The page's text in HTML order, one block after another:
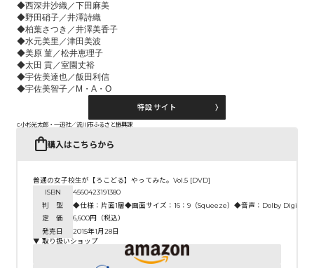
◆西深井沙織／下田麻美
◆野田硝子／井澤詩織
◆柏葉さつき／井澤美香子
◆水元美里／津田美波
◆美原 菫／松井恵理子
◆太田 貢／室園丈裕
◆宇佐美達也／飯田利信
◆宇佐美智子／M・A・O
特設サイト
c小杉光太郎・一迅社／流川市ふるさと振興課
購入はこちらから
普通の女子校生が【ろこどる】やってみた。Vol.5 [DVD]
ISBN
4560423191380
判 型
◆仕様：片面1層◆画面サイズ：16：9（Squeeze）◆音声：Dolby Digital◆
定 価
6,600円（税込）
発売日
2015年1月28日
▼ 取り扱いショップ